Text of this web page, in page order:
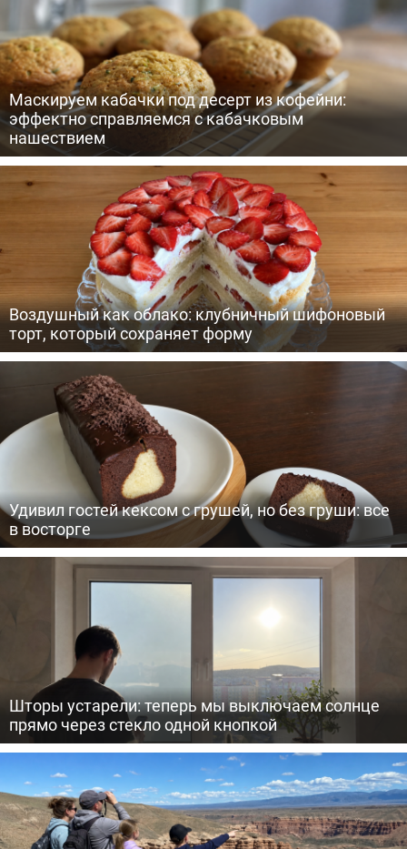
Маскируем кабачки под десерт из кофейни:
эффектно справляемся с кабачковым
нашествием
Воздушный как облако: клубничный шифоновый
торт, который сохраняет форму
Удивил гостей кексом с грушей, но без груши: все
в восторге
Шторы устарели: теперь мы выключаем солнце
прямо через стекло одной кнопкой